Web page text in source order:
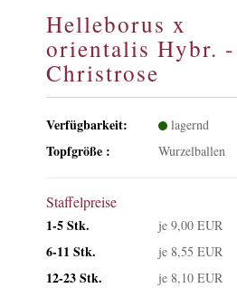
Helleborus x
orientalis Hybr. -
Christrose
Verfügbarkeit: lagernd
Topfgröße : Wurzelballen
Staffelpreise
1-5 Stk.
je 9,00 EUR
6-11 Stk. je 8,55 EUR
12-23 Stk. je 8,10 EUR